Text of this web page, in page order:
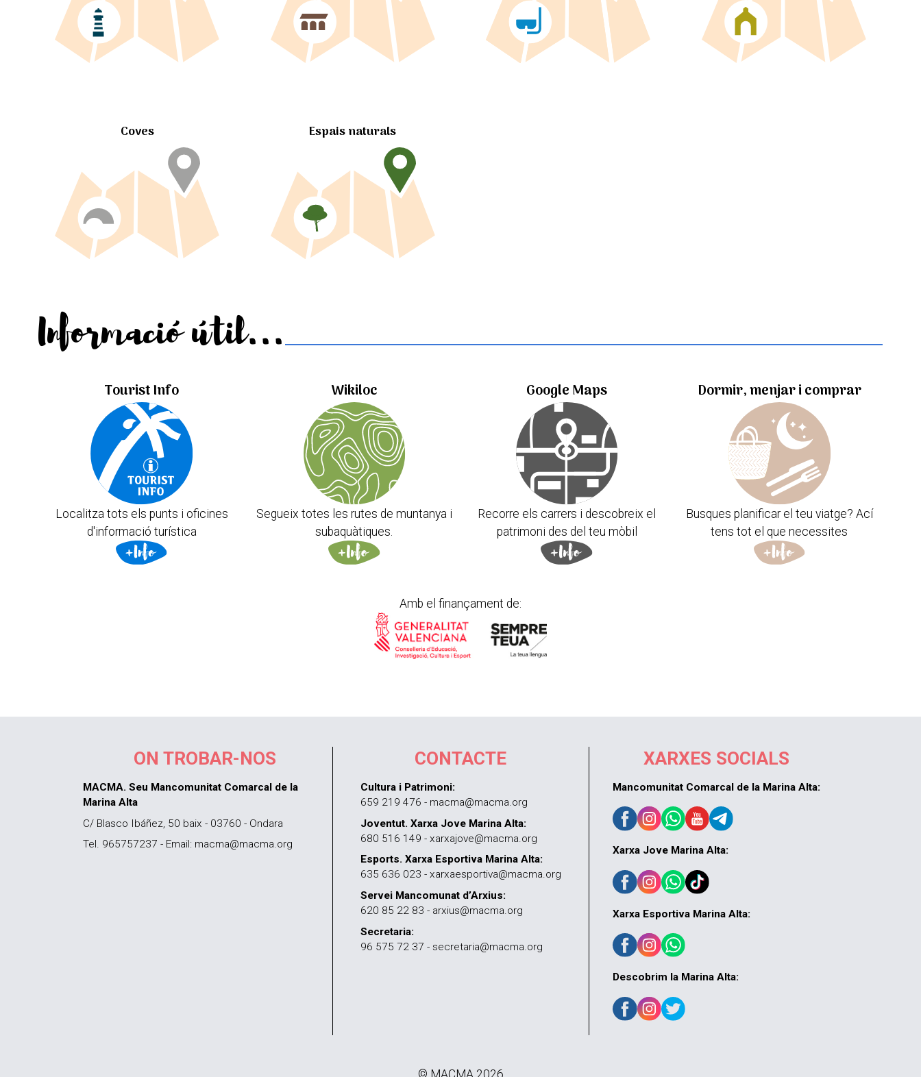
Coves Espais naturals
Informació útil...
Tourist Info
Localitza tots els punts i oficines
d'informació turística
Wikiloc
Segueix totes les rutes de muntanya i
subaquàtiques.
Google Maps
Recorre els carrers i descobreix el
patrimoni des del teu mòbil
Dormir, menjar i comprar
Busques planificar el teu viatge? Ací
tens tot el que necessites
Amb el finançament de:
ON TROBAR-NOS
MACMA. Seu Mancomunitat Comarcal de la
Marina Alta
C/ Blasco Ibáñez, 50 baix - 03760 - Ondara
Tel. 965757237 - Email: macma@macma.org
CONTACTE
Cultura i Patrimoni:
659 219 476 - macma@macma.org
Joventut. Xarxa Jove Marina Alta:
680 516 149 - xarxajove@macma.org
Esports. Xarxa Esportiva Marina Alta:
635 636 023 - xarxaesportiva@macma.org
Servei Mancomunat d’Arxius:
620 85 22 83 - arxius@macma.org
Secretaria:
96 575 72 37 - secretaria@macma.org
XARXES SOCIALS
Mancomunitat Comarcal de la Marina Alta:
Xarxa Jove Marina Alta:
Xarxa Esportiva Marina Alta:
Descobrim la Marina Alta: